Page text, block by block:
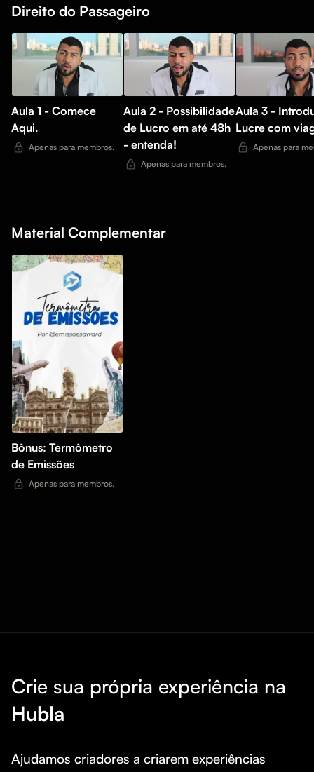
Direito do Passageiro
Aula 1 - Comece
Aqui.
Apenas para membros.
Aula 2 - Possibilidade
de Lucro em até 48h
- entenda!
Apenas para membros.
Aula 3 -
Lucre com
Apenas para
Material Complementar
Bônus: Termômetro
de Emissões
Apenas para membros.
Crie sua própria experiência na
Hubla
Ajudamos criadores a criarem experiências